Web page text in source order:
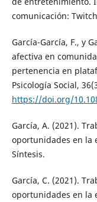
comunicación:
García-García, F., y
afectiva en
pertenencia en
Psicología Social,
https://doi.org/
García, A. (2021).
oportunidades en la
Síntesis.
García, C. (2021).
oportunidades en la